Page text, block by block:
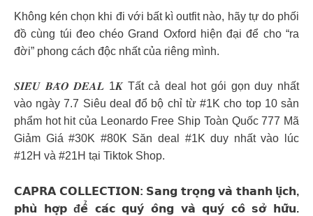
Không kén chọn khi đi với bất kì outfit nào, hãy tự do phối
đồ cùng túi đeo chéo Grand Oxford hiện đại để cho “ra
đời” phong cách độc nhất của riêng mình.
𝑺𝑰𝑬̂𝑼 𝑩𝑨̃𝑶 𝑫𝑬𝑨𝑳 1𝑲 Tất cả deal hot gói gọn duy nhất
vào ngày 7.7 Siêu deal đổ bộ chỉ từ #1K cho top 10 sản
phẩm hot hit của Leonardo Free Ship Toàn Quốc 777 Mã
Giảm Giá #30K #80K Săn deal #1K duy nhất vào lúc
#12H và #21H tại Tiktok Shop.
𝗖𝗔𝗣𝗥𝗔 𝗖𝗢𝗟𝗟𝗘𝗖𝗧𝗜𝗢𝗡: 𝗦𝗮𝗻𝗴 𝘁𝗿𝗼̣𝗻𝗴 𝘃𝗮̀ 𝘁𝗵𝗮𝗻𝗵 𝗹𝗶̣𝗰𝗵,
𝗽𝗵𝘂̀ 𝗵𝗼̛̣𝗽 đ𝗲̂̉ 𝗰𝗮́𝗰 𝗾𝘂𝘆́ 𝗼̂𝗻𝗴 𝘃𝗮̀ 𝗾𝘂𝘆́ 𝗰𝗼̂ 𝘀𝗼̛̉ 𝗵𝘂̛̃𝘂.